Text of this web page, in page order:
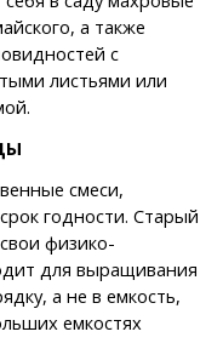
а также
с
листьями или
смеси,
годности. Старый
физико-
для выращивания
а не в емкость,
емкостях